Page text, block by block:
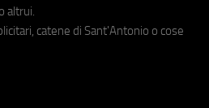
altrui.
catene di Sant'Antonio o cose